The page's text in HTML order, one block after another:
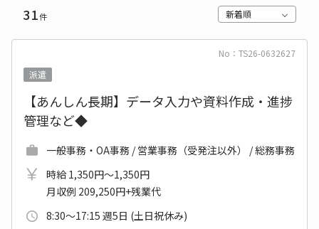
31件 新着順
No：TS26-0632627
派遣
【あんしん長期】データ入力や資料作成・進捗
管理など◆
一般事務・OA事務 / 営業事務（受発注以外） / 総務事務
時給 1,350円～1,350円
月収例 209,250円+残業代
8:30～17:15 週5日 (土日祝休み)